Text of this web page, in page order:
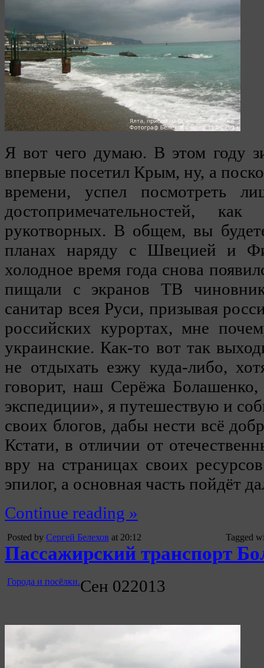
Я вот чего думаю. В этом году
впервые посетил Крым, ну, а
времени, успел посмотреть
достопримечательностей,
рукотворных. В общем, вы
планах наряду с Швецией и
холодное время года снова
пищали с экранов ТВ
санитар всея Руси, призывая
российских курортах, мне
украинские. Как-то вот так
не отдыхать езжу куда-либо,
говорит, наш Серёжа
экспедиции», я путешествую и
своих блогов, дабы нести всё
Кстати, в отличии от
вру на страницах своих
эпилог, а основная часть пойдёт
Continue reading »
Posted by Сергей Белехов at 20:12 Tagged
Пассажирский транспорт
Города и посёлки.Сен 022013